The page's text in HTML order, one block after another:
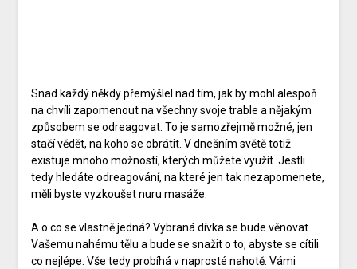
Snad každý někdy přemýšlel nad tím, jak by mohl alespoň
na chvíli zapomenout na všechny svoje trable a nějakým
způsobem se odreagovat. To je samozřejmě možné, jen
stačí vědět, na koho se obrátit. V dnešním světě totiž
existuje mnoho možností, kterých můžete využít. Jestli
tedy hledáte odreagování, na které jen tak nezapomenete,
měli byste vyzkoušet nuru masáže.
A o co se vlastně jedná? Vybraná dívka se bude věnovat
Vašemu nahému tělu a bude se snažit o to, abyste se cítili
co nejlépe. Vše tedy probíhá v naprosté nahotě. Vámi